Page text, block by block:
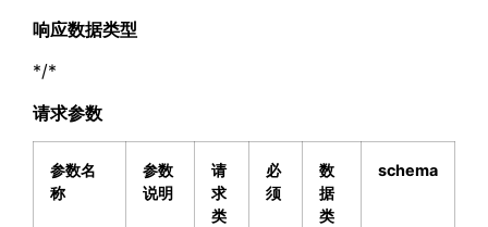
响应数据类型
*/*
请求参数
参数名
称
参数
说明
请
求
类
必
须
数
据
类
schema